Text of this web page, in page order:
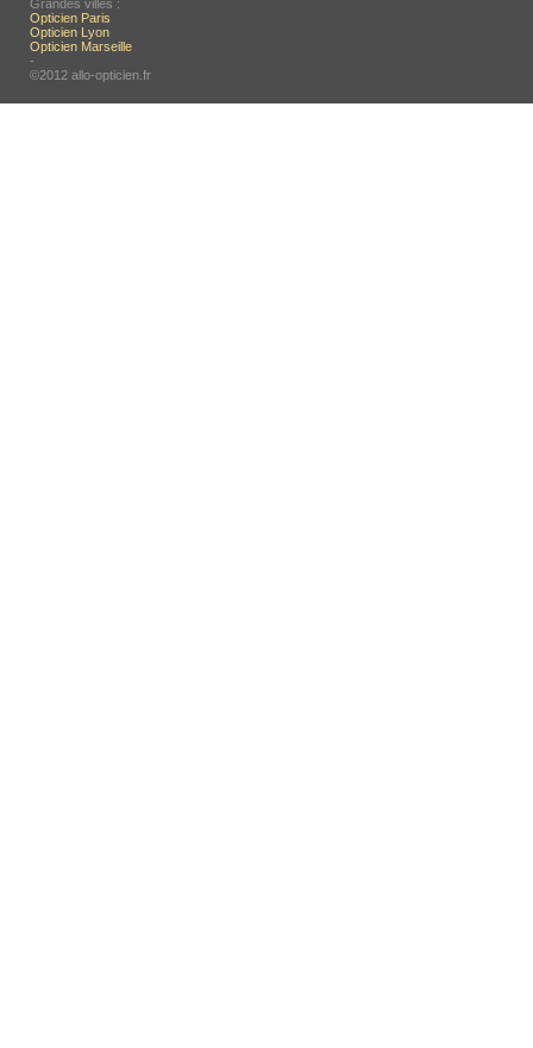
Grandes villes :
Opticien Paris
Opticien Lyon
Opticien Marseille
-
©2012 allo-opticien.fr